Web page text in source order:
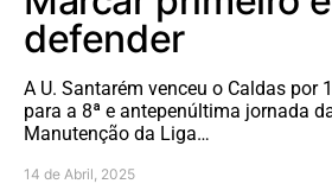
defender
A U. Santarém venceu o Caldas por
para a 8ª e antepenúltima jornada
Manutenção da Liga…
14 de Abril, 2025